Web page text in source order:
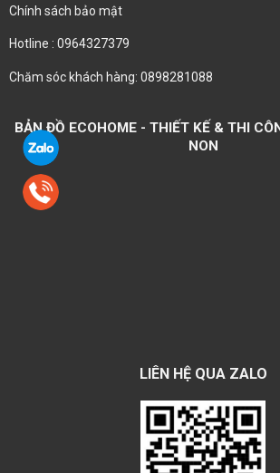
Chính sách bảo mật
Hotline : 0964327379
Chăm sóc khách hàng: 0898281088
BẢN ĐỒ ECOHOME - THIẾT KẾ & THI
NON
LIÊN HỆ QUA ZALO